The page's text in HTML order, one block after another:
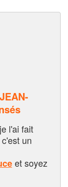
l'ai fait
un
et soyez